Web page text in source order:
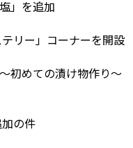
」を追加
リー」コーナーを開設
初めての漬け物作り～
の件